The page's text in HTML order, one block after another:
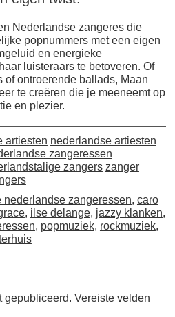
Nederlandse zangeres die
popnummers met een eigen
en energieke
luisteraars te betoveren. Of
of ontroerende ballads, Maan
te creëren die je meeneemt op
en plezier.
artiesten nederlandse artiesten
zangeressen
zangers zanger
nederlandse zangeressen, caro
, ilse delange, jazzy klanken,
, popmuziek, rockmuziek,
gepubliceerd. Vereiste velden